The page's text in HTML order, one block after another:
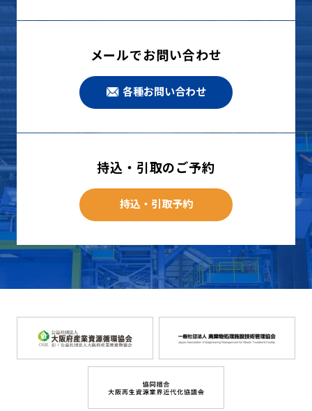
メールでお問い合わせ
各種お問い合わせ
持込・引取のご予約
持込・引取予約